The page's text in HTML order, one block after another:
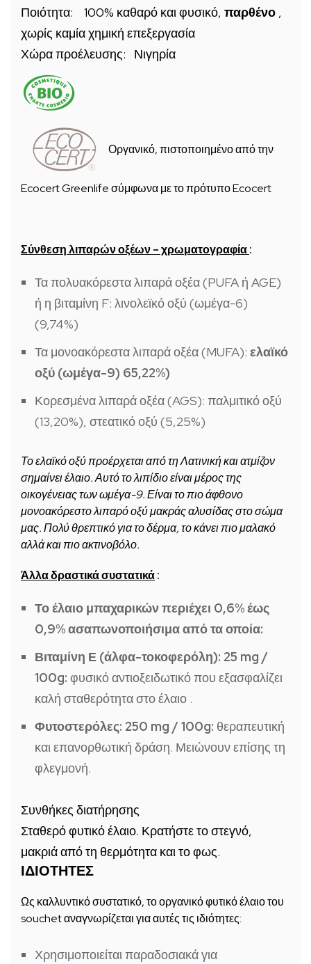
Ποιότητα: 100% καθαρό και φυσικό, παρθένο ,
χωρίς καμία χημική επεξεργασία
Χώρα προέλευσης: Νιγηρία
Οργανικό, πιστοποιημένο από την
Ecocert Greenlife σύμφωνα με το πρότυπο Ecocert
Σύνθεση λιπαρών οξέων – χρωματογραφία:
Τα πολυακόρεστα λιπαρά οξέα (PUFA ή AGE)
ή η βιταμίνη F: λινολεϊκό οξύ (ωμέγα-6)
(9,74%)
Τα μονοακόρεστα λιπαρά οξέα (MUFA): ελαϊκό
οξύ (ωμέγα-9) 65,22%)
Κορεσμένα λιπαρά οξέα (AGS): παλμιτικό οξύ
(13,20%), στεατικό οξύ (5,25%)
Το ελαϊκό οξύ προέρχεται από τη Λατινική και ατμίζον
σημαίνει έλαιο. Αυτό το λιπίδιο είναι μέρος της
οικογένειας των ωμέγα-9. Είναι το πιο άφθονο
μονοακόρεστο λιπαρό οξύ μακράς αλυσίδας στο σώμα
μας. Πολύ θρεπτικό για το δέρμα, το κάνει πιο μαλακό
αλλά και πιο ακτινοβόλο.
Άλλα δραστικά συστατικά:
Το έλαιο μπαχαρικών περιέχει 0,6% έως
0,9% ασαπωνοποιήσιμα από τα οποία:
Βιταμίνη Ε (άλφα-τοκοφερόλη): 25 mg /
100g: φυσικό αντιοξειδωτικό που εξασφαλίζει
καλή σταθερότητα στο έλαιο .
Φυτοστερόλες: 250 mg / 100g: θεραπευτική
και επανορθωτική δράση. Μειώνουν επίσης τη
φλεγμονή.
Συνθήκες διατήρησης
Σταθερό φυτικό έλαιο. Κρατήστε το στεγνό,
μακριά από τη θερμότητα και το φως.
ΙΔΙΟΤΗΤΕΣ
Ως καλλυντικό συστατικό, το οργανικό φυτικό έλαιο του
souchet αναγνωρίζεται για αυτές τις ιδιότητες:
Χρησιμοποιείται παραδοσιακά για